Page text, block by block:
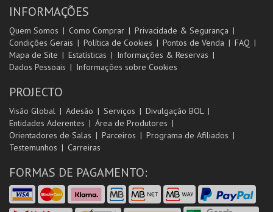
INFORMAÇÕES
Quem Somos Como Comprar
Privacidade & Segurança
Condições Gerais
Política de Cookies Pontos de Venda
FAQ
Mapa de Site
Estatísticas
Informações & Reservas
Dados Pessoais
Informações sobre Cookies
PROJECTO
Visão Global Adesão Serviços
Divulgação BOL
Entidades Aderentes
Área de Produtores
Orientadores de Salas
Parceiros
Programa de Afiliados
Testemunhos
Carreiras
FORMAS DE PAGAMENTO: